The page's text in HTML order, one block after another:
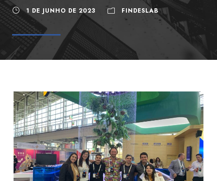
1 DE JUNHO DE 2023 FINDESLAB